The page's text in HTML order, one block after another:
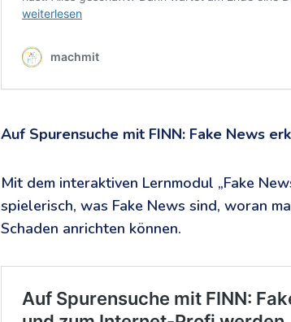
Auf Spurensuche mit FINN: Fake News
Mit dem interaktiven Lernmodul „Fake
spielerisch, was Fake News sind, woran
Schaden anrichten können.